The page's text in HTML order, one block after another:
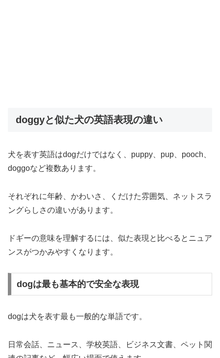
doggyと似た犬の英語表現の違い
犬を表す英語はdogだけではなく、puppy、pup、pooch、
doggoなど複数あります。
それぞれに年齢、かわいさ、くだけた雰囲気、ネットスラ
ングらしさの違いがあります。
ドギーの意味を理解するには、似た表現と比べるとニュア
ンスがつかみやすくなります。
dogは最も基本的で安全な表現
dogは犬を表す最も一般的な単語です。
日常会話、ニュース、学校英語、ビジネス文書、ペット関